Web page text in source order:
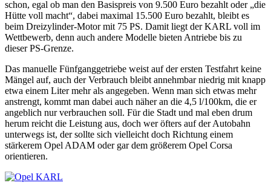
schon, egal ob man den Basispreis von 9.500 Euro bezahlt oder „die
Hütte voll macht“, dabei maximal 15.500 Euro bezahlt, bleibt es
beim Dreizylinder-Motor mit 75 PS. Damit liegt der KARL voll im
Wettbewerb, denn auch andere Modelle bieten Antriebe bis zu
dieser PS-Grenze.
Das manuelle Fünfganggetriebe weist auf der ersten Testfahrt keine
Mängel auf, auch der Verbrauch bleibt annehmbar niedrig mit knapp
etwa einem Liter mehr als angegeben. Wenn man sich etwas mehr
anstrengt, kommt man dabei auch näher an die 4,5 l/100km, die er
angeblich nur verbrauchen soll. Für die Stadt und mal eben drum
herum reicht die Leistung aus, doch wer öfters auf der Autobahn
unterwegs ist, der sollte sich vielleicht doch Richtung einem
stärkerem Opel ADAM oder gar dem größerem Opel Corsa
orientieren.